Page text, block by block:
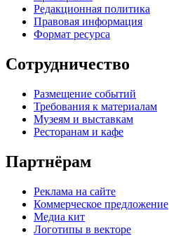
Редакционная политика
Правовая информация
Формат ресурса
Сотрудничество
Размещение событий
Требования к материалам
Музеям и выставкам
Ресторанам и кафе
Партнёрам
Реклама на сайте
Коммерческое предложение
Медиа кит
Логотипы в векторе